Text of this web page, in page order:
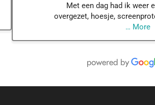
Met een dag had ik weer
overgezet, hoesje,
… More